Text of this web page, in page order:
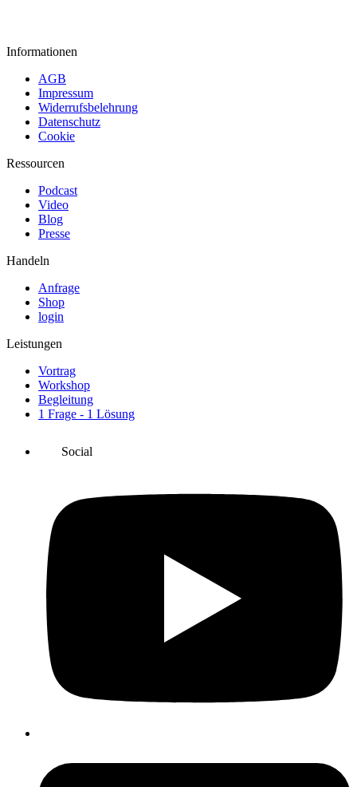
Informationen
AGB
Impressum
Widerrufsbelehrung
Datenschutz
Cookie
Ressourcen
Podcast
Video
Blog
Presse
Handeln
Anfrage
Shop
login
Leistungen
Vortrag
Workshop
Begleitung
1 Frage - 1 Lösung
Social